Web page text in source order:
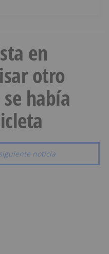
en
otro
había
noticia